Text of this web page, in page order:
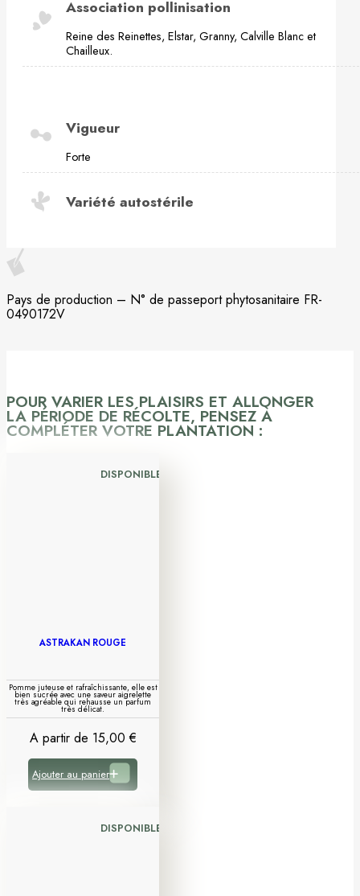
Association pollinisation
Reine des Reinettes, Elstar, Granny, Calville Blanc et
Chailleux.
Vigueur
Forte
Variété autostérile
Pays de production – N° de passeport phytosanitaire FR-
0490172V
POUR VARIER LES PLAISIRS ET ALLONGER
LA PÉRIODE DE RÉCOLTE, PENSEZ À
COMPLÉTER VOTRE PLANTATION :
DISPONIBLE
ASTRAKAN ROUGE
Pomme juteuse et rafraîchissante, elle est
bien sucrée avec une saveur aigrelette
très agréable qui rehausse un parfum
très délicat.
A partir de 15,00€
Ajouter au panier
DISPONIBLE